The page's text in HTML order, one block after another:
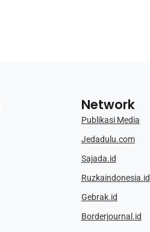
Network
Publikasi Media
Jedadulu.com
Sajada.id
Ruzkaindonesia.id
Gebrak.id
Borderjournal.id